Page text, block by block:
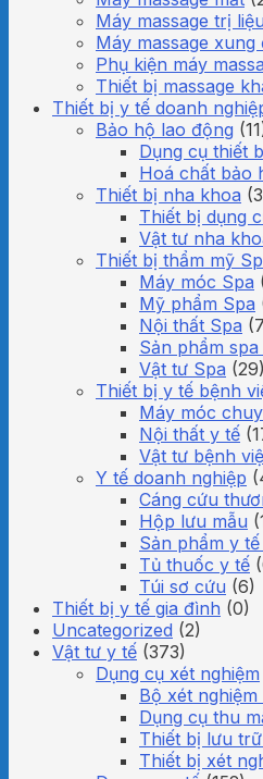
Máy massage trị liệu
Máy massage xung
Phụ kiện máy
Thiết bị massage
Thiết bị y tế doanh
Bảo hộ lao động
Dụng cụ thiết
Hoá chất bảo
Thiết bị nha khoa
Thiết bị dụng
Vật tư nha
Thiết bị thẩm mỹ
Máy móc Spa
Mỹ phẩm Spa
Nội thất Spa
Sản phẩm
Vật tư Spa (29)
Thiết bị y tế bệnh
Máy móc
Nội thất y tế
Vật tư bệnh
Y tế doanh nghiệp
Cáng cứu
Hộp lưu mẫu
Sản phẩm y
Tủ thuốc y tế
Túi sơ cứu (6)
Thiết bị y tế gia đình (0)
Uncategorized (2)
Vật tư y tế (373)
Dụng cụ xét nghiệm
Bộ xét
Dụng cụ thu
Thiết bị lưu
Thiết bị xét